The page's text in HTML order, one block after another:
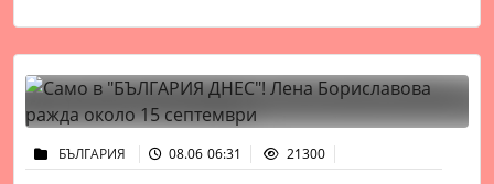
БЪЛГАРИЯ 08.06 06:31 21300